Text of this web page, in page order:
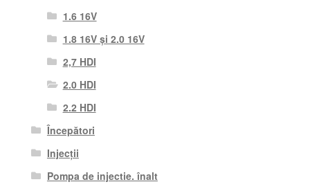
1.6 16V
1.8 16V și 2.0 16V
2,7 HDI
2.0 HDI
2.2 HDI
Începători
Injecții
Pompa de injectie. înalt